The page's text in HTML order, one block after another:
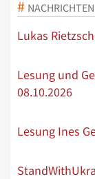
NACHRICHTEN
Lukas
Lesung und
08.10.2026
Lesung Ines